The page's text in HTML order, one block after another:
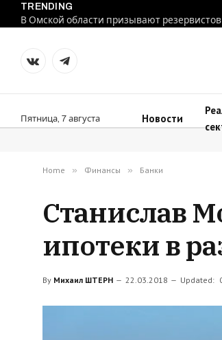
TRENDING
В Омской области призывают резервистов
VKontakteTelegram
Пятница, 7 августа Новости
Home » Финансы » Банки
Станислав
ипотеки в
By Михаил ШТЕРН 22.03.2018 Updated: